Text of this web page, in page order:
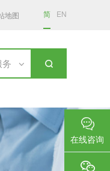
委新规：明年3月起充电...
地图 简 EN
务
在线咨询